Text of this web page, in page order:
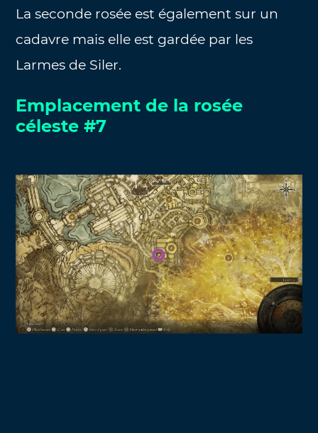
La seconde rosée est également sur un
cadavre mais elle est gardée par les
Larmes de Siler.
Emplacement de la rosée
céleste #7